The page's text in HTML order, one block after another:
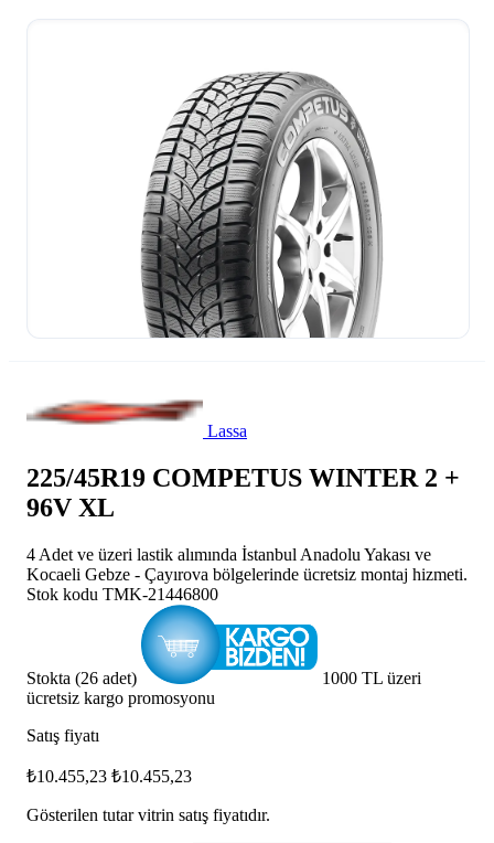
Lassa
225/45R19 COMPETUS WINTER 2 +
96V XL
4 Adet ve üzeri lastik alımında İstanbul Anadolu Yakası ve
Kocaeli Gebze - Çayırova bölgelerinde ücretsiz montaj hizmeti.
Stok kodu TMK-21446800
Stokta (26 adet)
1000 TL üzeri
ücretsiz kargo promosyonu
Satış fiyatı
₺10.455,23 ₺10.455,23
Gösterilen tutar vitrin satış fiyatıdır.